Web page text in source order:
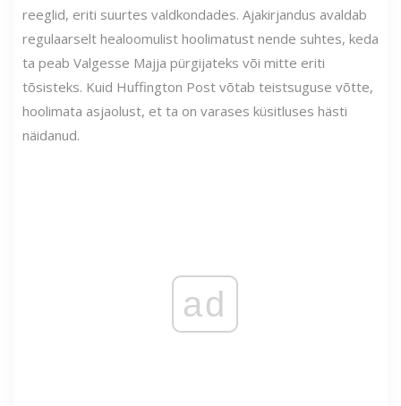
reeglid, eriti suurtes valdkondades. Ajakirjandus avaldab
regulaarselt healoomulist hoolimatust nende suhtes, keda
ta peab Valgesse Majja pürgijateks või mitte eriti
tõsisteks. Kuid Huffington Post võtab teistsuguse võtte,
hoolimata asjaolust, et ta on varases küsitluses hästi
näidanud.
ad